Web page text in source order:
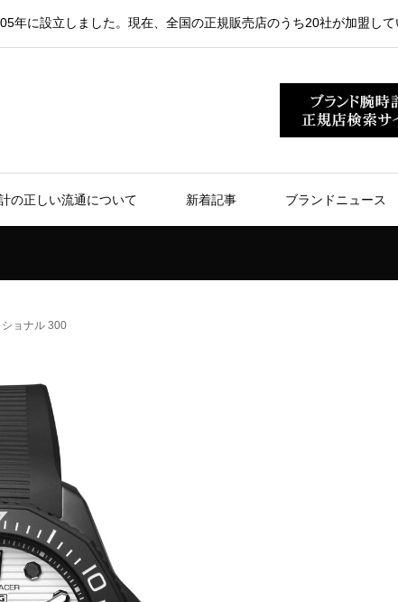
に設立しました。現在、全国の正規販売店のうち20社が加盟して
の正しい流通について 新着記事 ブランドニュース
ョナル 300